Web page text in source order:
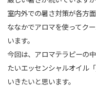
室内外での暑さ対策が各方
ななかでアロマを使ってク
います。
今回は、アロマテラピーの
たいエッセンシャルオイル「
いきたいと思います。